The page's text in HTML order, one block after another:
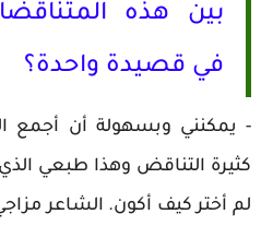
بين هذه
في قصيدة واحدة؟
- يمكنني وبسهولة أن أجمع
كثيرة التناقض وهذا طبعي
لم أختر كيف أكون. الشاعر